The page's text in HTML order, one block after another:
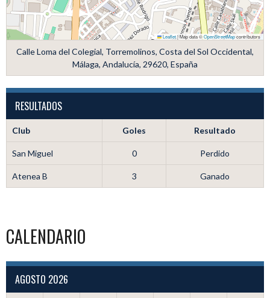
Leaflet|Map data ©OpenStreetMapcontributors
Calle Loma del Colegial, Torremolinos, Costa del Sol Occidental,
Málaga, Andalucía, 29620, España
RESULTADOS
Club Goles Resultado
San Miguel 0 Perdido
Atenea B 3 Ganado
CALENDARIO
AGOSTO 2026